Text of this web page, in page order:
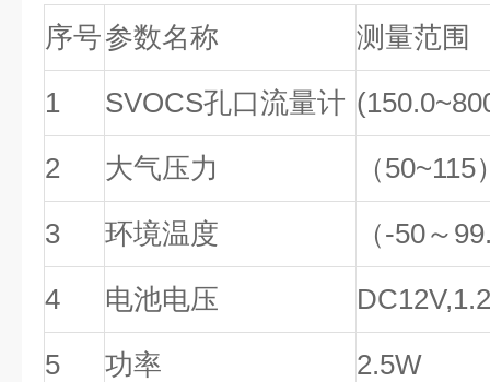
序号参数名称
测量范围
1
SVOCS孔口流量计
2
大气压力
（
3
环境温度
（-50～
4
电池电压
5
功率
2.5W